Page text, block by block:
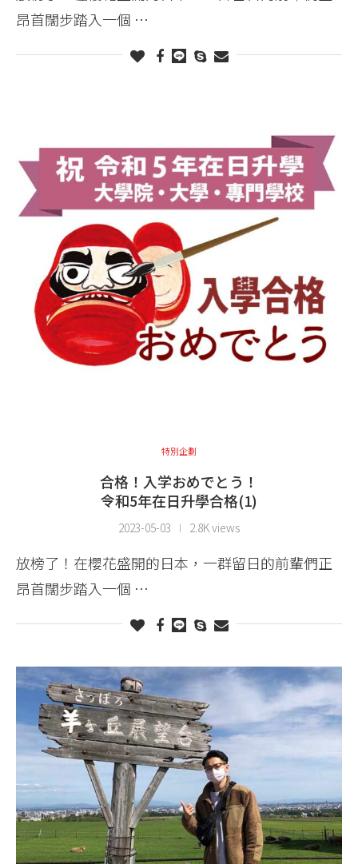
昂首闊步踏入一個 …
特別企劃
合格！入学おめでとう！
令和5年在日升學合格(1)
2023-05-03 2.8K views
放榜了！在櫻花盛開的日本，一群留日的前輩們正
昂首闊步踏入一個 …